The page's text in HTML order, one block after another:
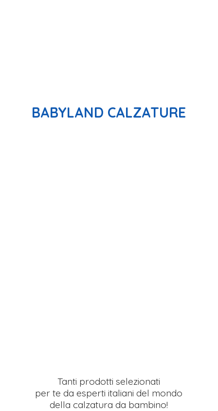
BABYLAND CALZATURE
Tanti prodotti selezionati
per te da esperti italiani del mondo
della calzatura da bambino!